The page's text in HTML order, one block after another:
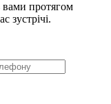
вами протягом
зустрічі.